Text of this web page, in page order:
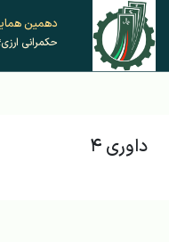
دهمین
حکمرانی
داوری ۴